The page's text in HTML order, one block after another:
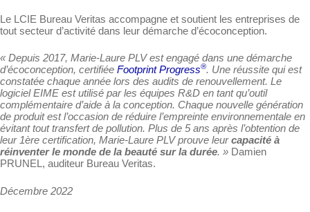
Le LCIE Bureau Veritas accompagne et soutient les entreprises de
tout secteur d’activité dans leur démarche d’écoconception.
« Depuis 2017, Marie-Laure PLV est engagé dans une démarche
d’écoconception, certifiée Footprint Progress®. Une réussite qui est
constatée chaque année lors des audits de renouvellement. Le
logiciel EIME est utilisé par les équipes R&D en tant qu’outil
complémentaire d’aide à la conception. Chaque nouvelle génération
de produit est l’occasion de réduire l’empreinte environnementale en
évitant tout transfert de pollution. Plus de 5 ans après l’obtention de
leur 1ère certification, Marie-Laure PLV prouve leurcapacité à
réinventer le monde de la beauté sur la durée. » Damien
PRUNEL, auditeur Bureau Veritas.
Décembre 2022